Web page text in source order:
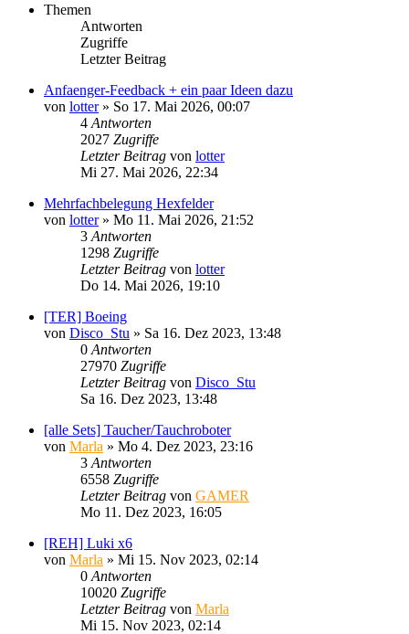
Themen
Antworten
Zugriffe
Letzter Beitrag
Anfaenger-Feedback + ein paar Ideen dazu
von lotter» So 17. Mai 2026, 00:07
4 Antworten
2027 Zugriffe
Letzter Beitrag von lotter
Mi 27. Mai 2026, 22:34
Mehrfachbelegung Hexfelder
von lotter» Mo 11. Mai 2026, 21:52
3 Antworten
1298 Zugriffe
Letzter Beitrag von lotter
Do 14. Mai 2026, 19:10
[TER] Boeing
von Disco_Stu » Sa 16. Dez 2023, 13:48
0 Antworten
27970 Zugriffe
Letzter Beitrag von Disco_Stu
Sa 16. Dez 2023, 13:48
[alle Sets] Taucher/Tauchroboter
von Marla » Mo 4. Dez 2023, 23:16
3 Antworten
6558 Zugriffe
Letzter Beitrag von GAMER
Mo 11. Dez 2023, 16:05
[REH] Luki x6
von Marla » Mi 15. Nov 2023, 02:14
0 Antworten
10020 Zugriffe
Letzter Beitrag von Marla
Mi 15. Nov 2023, 02:14